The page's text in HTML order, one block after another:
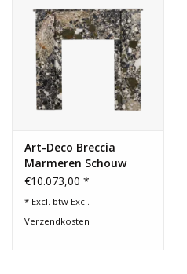
Art-Deco Breccia
Marmeren Schouw
€10.073,00 *
* Excl. btw Excl.
Verzendkosten